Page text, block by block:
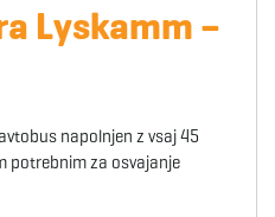
Lyskamm –
napolnjen z vsaj 45
potrebnim za osvajanje